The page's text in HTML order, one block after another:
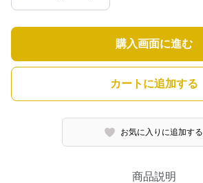
購入画面に進む
カートに追加する
お気に入りに追加する
商品説明